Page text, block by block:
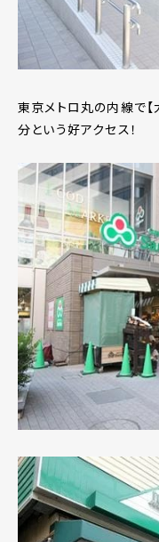
東京メトロ丸の内線で【
分という好アクセス！